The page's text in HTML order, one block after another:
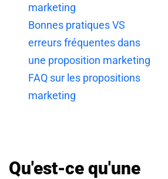
marketing
Bonnes pratiques VS
erreurs fréquentes dans
une proposition marketing
FAQ sur les propositions
marketing
Qu'est-ce qu'une